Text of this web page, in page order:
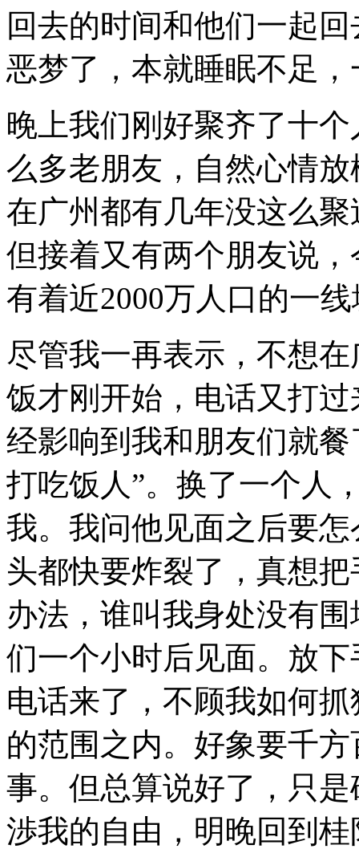
回去的时间和他们一起
恶梦了，本就睡眠不足
晚上我们刚好聚齐了十
么多老朋友，自然心情
在广州都有几年没这么
但接着又有两个朋友说
有着近2000万人口的一
尽管我一再表示，不想
饭才刚开始，电话又打
经影响到我和朋友们就
打吃饭人”。换了一个人
我。我问他见面之后要
头都快要炸裂了，真想
办法，谁叫我身处没有
们一个小时后见面。放
电话来了，不顾我如何
的范围之内。好象要千
事。但总算说好了，只
渉我的自由，明晚回到